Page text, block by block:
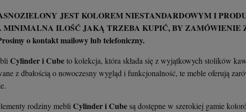
JEST KOLOREM NIESTANDARDOWYM I
ILOŚĆ JAKĄ TRZEBA KUPIĆ, BY ZAMÓWIENIE
o kontakt mailowy lub telefoniczny.
Cylinder i Cubeto kolekcja, która składa się z wyjątkowych stolików
z dbałością o nowoczesny wygląd i funkcjonalność, te meble oferują
rodziny mebli Cylinder i Cube są dostępne w szerokiej gamie